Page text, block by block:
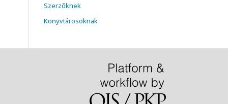
Szerzőknek
Könyvtárosoknak